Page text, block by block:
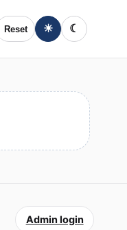
Reset ☀ ☾
Admin login